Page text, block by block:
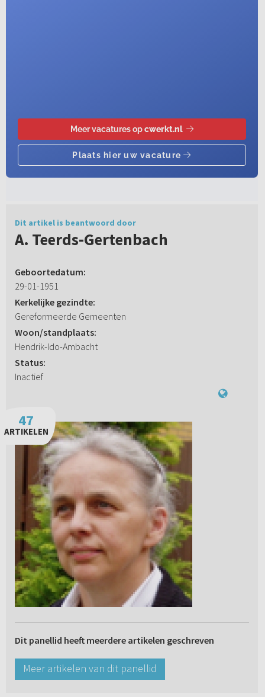
Dit artikel is beantwoord door
A. Teerds-Gertenbach
Geboortedatum:
29-01-1951
Kerkelijke gezindte:
Gereformeerde Gemeenten
Woon/standplaats:
Hendrik-Ido-Ambacht
Status:
Inactief
47
ARTIKELEN
Dit panellid heeft meerdere artikelen geschreven
Meer artikelen van dit panellid